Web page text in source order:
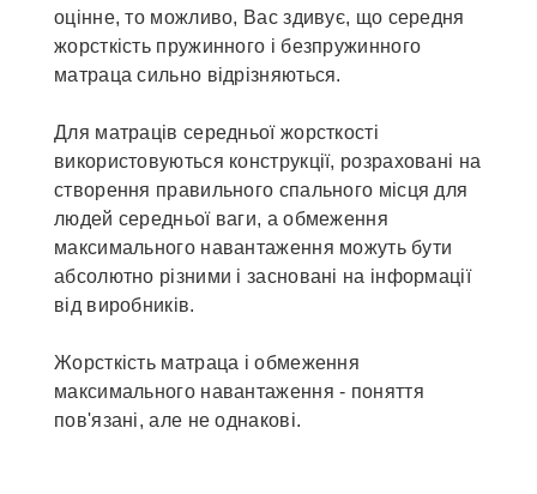
оцінне, то можливо, Вас здивує, що середня
жорсткість пружинного і безпружинного
матраца сильно відрізняються.
Для матраців середньої жорсткості
використовуються конструкції, розраховані на
створення правильного спального місця для
людей середньої ваги, а обмеження
максимального навантаження можуть бути
абсолютно різними і засновані на інформації
від виробників.
Жорсткість матраца і обмеження
максимального навантаження - поняття
пов'язані, але не однакові.